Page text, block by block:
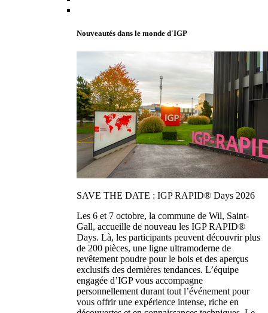
Nouveautés dans le monde d'IGP
SAVE THE DATE : IGP RAPID® Days 2026
Les 6 et 7 octobre, la commune de Wil, Saint-
Gall, accueille de nouveau les IGP RAPID®
Days. Là, les participants peuvent découvrir plus
de 200 pièces, une ligne ultramoderne de
revêtement poudre pour le bois et des aperçus
exclusifs des dernières tendances. L’équipe
engagée d’IGP vous accompagne
personnellement durant tout l’événement pour
vous offrir une expérience intense, riche en